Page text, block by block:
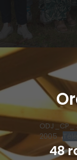
2005
48